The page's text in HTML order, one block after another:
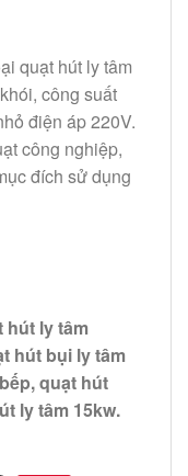
quạt hút ly tâm
công suất
điện áp 220V.
công nghiệp,
đích sử dụng
hút ly tâm
hút bụi ly tâm
quạt hút
ly tâm 15kw.